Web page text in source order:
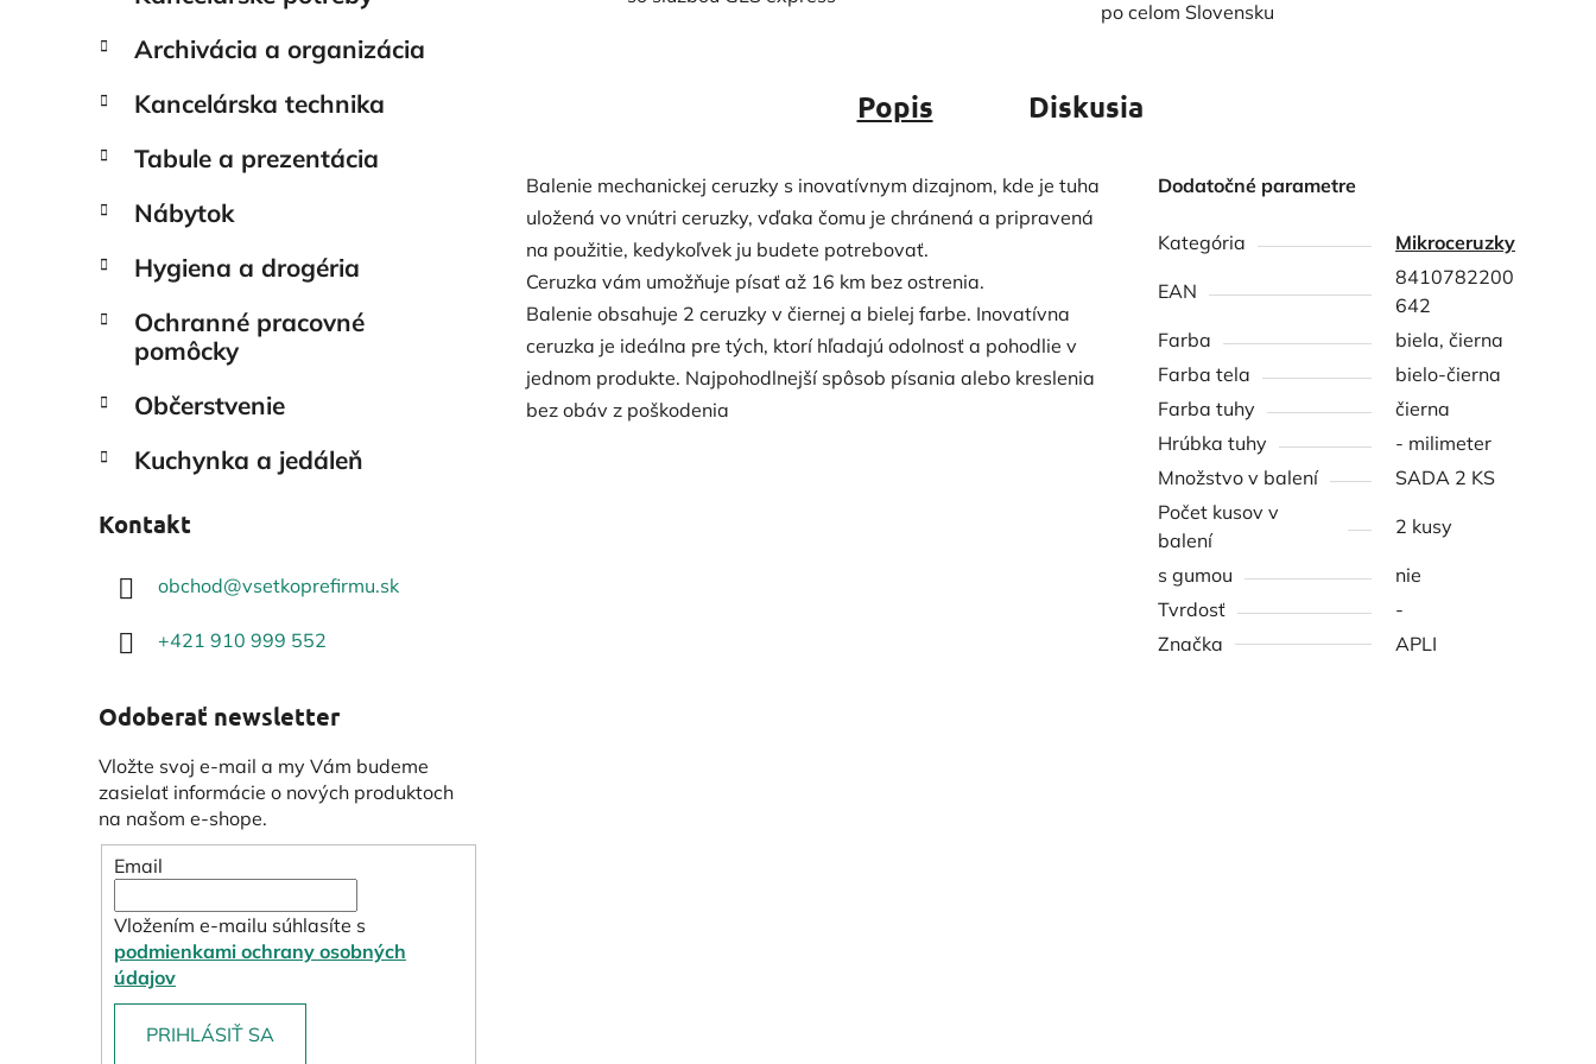
Archivácia a organizácia
Kancelárska technika
Tabule a prezentácia
Nábytok
Hygiena a drogéria
Ochranné pracovné
pomôcky
Občerstvenie
Kuchynka a jedáleň
Kontakt
obchod@vsetkoprefirmu.sk
+421 910 999 552
Odoberať newsletter
Vložte svoj e-mail a my Vám budeme
zasielať informácie o nových produktoch
na našom e-shope.
Email
Vložením e-mailu súhlasíte s
podmienkami ochrany osobných
údajov
PRIHLÁSIŤ SA
po celom Slovensku
Popis Diskusia
Balenie mechanickej ceruzky s inovatívnym dizajnom, kde je tuha
uložená vo vnútri ceruzky, vďaka čomu je chránená a pripravená
na použitie, kedykoľvek ju budete potrebovať.
Ceruzka vám umožňuje písať až 16 km bez ostrenia.
Balenie obsahuje 2 ceruzky v čiernej a bielej farbe. Inovatívna
ceruzka je ideálna pre tých, ktorí hľadajú odolnosť a pohodlie v
jednom produkte. Najpohodlnejší spôsob písania alebo kreslenia
bez obáv z poškodenia
Dodatočné parametre
Kategória Mikroceruzky
EAN
8410782200
642
Farba
biela, čierna
Farba tela
bielo-čierna
Farba tuhy
čierna
Hrúbka tuhy
- milimeter
Množstvo v balení
SADA 2 KS
Počet kusov v
balení
2 kusy
s gumou
nie
Tvrdosť
-
Značka
APLI